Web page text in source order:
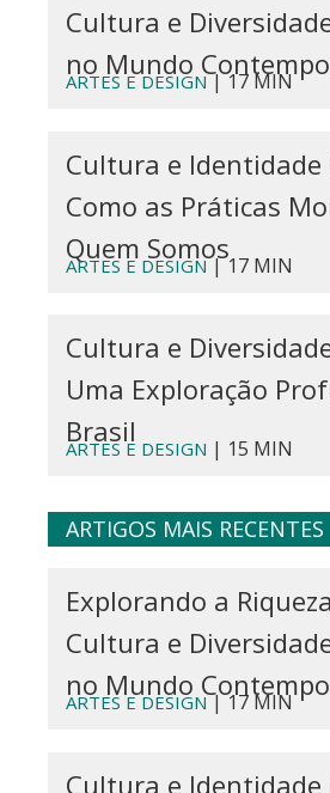
Cultura e
no Mundo
ARTES E DESIGN| 17 MIN
Cultura e
Como as Práticas
Quem Somos
ARTES E DESIGN| 17 MIN
Cultura e
Uma Exploração
Brasil
ARTES E DESIGN | 15 MIN
ARTIGOS MAIS RECENTES
Explorando a
Cultura e
no Mundo
ARTES E DESIGN| 17 MIN
Cultura e